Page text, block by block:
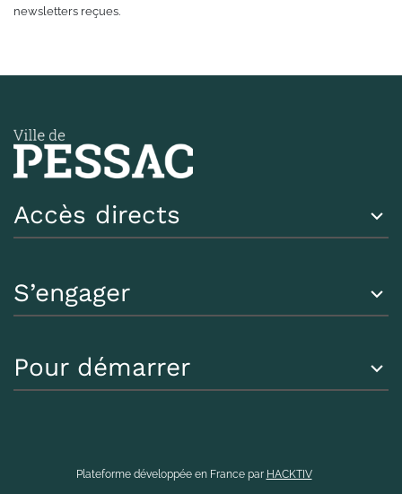
newsletters reçues.
Accès directs
S’engager
Pour démarrer
Plateforme développée en France par HACKTIV